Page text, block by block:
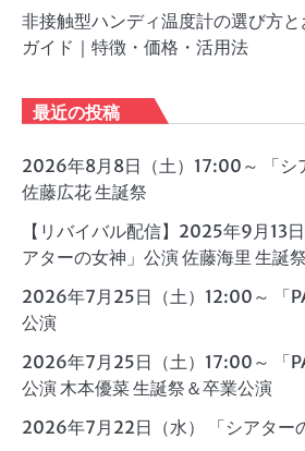
非接触型ハンディ温度計の選び方
ガイド｜特徴・価格・活用法
最近の投稿
2026年8月8日（土）17:00～ 「シ
佐藤広花 生誕祭
【リバイバル配信】2025年9月13
アターの女神」公演 佐藤海里 生誕祭
2026年7月25日（土）12:00～ 「
公演
2026年7月25日（土）17:00～ 「
公演 木本優菜 生誕祭＆卒業公演
2026年7月22日（水） 「シアター